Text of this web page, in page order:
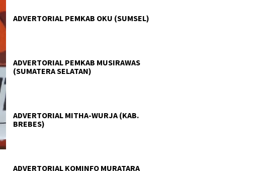
ADVERTORIAL PEMKAB OKU (SUMSEL)
ADVERTORIAL PEMKAB MUSIRAWAS
(SUMATERA SELATAN)
ADVERTORIAL MITHA-WURJA (KAB.
BREBES)
ADVERTORIAL KOMINFO MURATARA